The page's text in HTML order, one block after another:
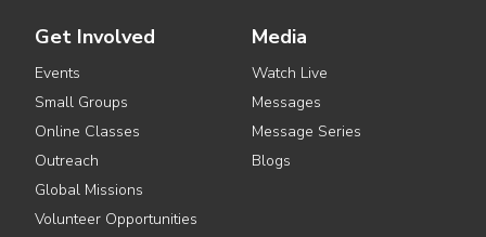
Get Involved
Events
Small Groups
Online Classes
Outreach
Global Missions
Volunteer Opportunities
Media
Watch Live
Messages
Message Series
Blogs